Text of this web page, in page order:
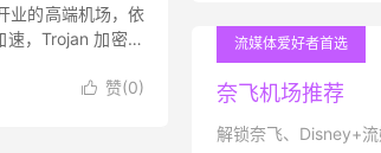
业的高端机场，依
，Trojan 加密协
 赞(0)
流媒体爱好者首选
奈飞机场推荐
解锁奈飞、Disney+流